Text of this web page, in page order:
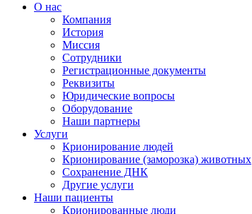
О нас
Компания
История
Миссия
Сотрудники
Регистрационные документы
Реквизиты
Юридические вопросы
Оборудование
Наши партнеры
Услуги
Крионирование людей
Крионирование (заморозка) животных
Сохранение ДНК
Другие услуги
Наши пациенты
Крионированные люди